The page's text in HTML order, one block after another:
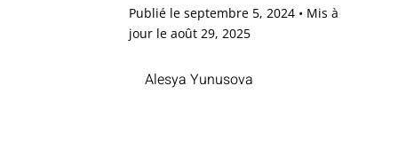
Publié le septembre 5, 2024 • Mis à
jour le août 29, 2025
Alesya Yunusova